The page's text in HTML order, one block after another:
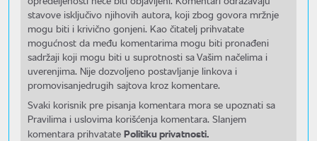
stavove isključivo njihovih autora, koji zbog govora mržnje
mogu biti i krivično gonjeni. Kao čitatelj prihvatate
mogućnost da među komentarima mogu biti pronađeni
sadržaji koji mogu biti u suprotnosti sa Vašim načelima i
uverenjima. Nije dozvoljeno postavljanje linkova i
promovisanjedrugih sajtova kroz komentare.
Svaki korisnik pre pisanja komentara mora se upoznati sa
Pravilima i uslovima korišćenja komentara. Slanjem
komentara prihvatate Politiku privatnosti.